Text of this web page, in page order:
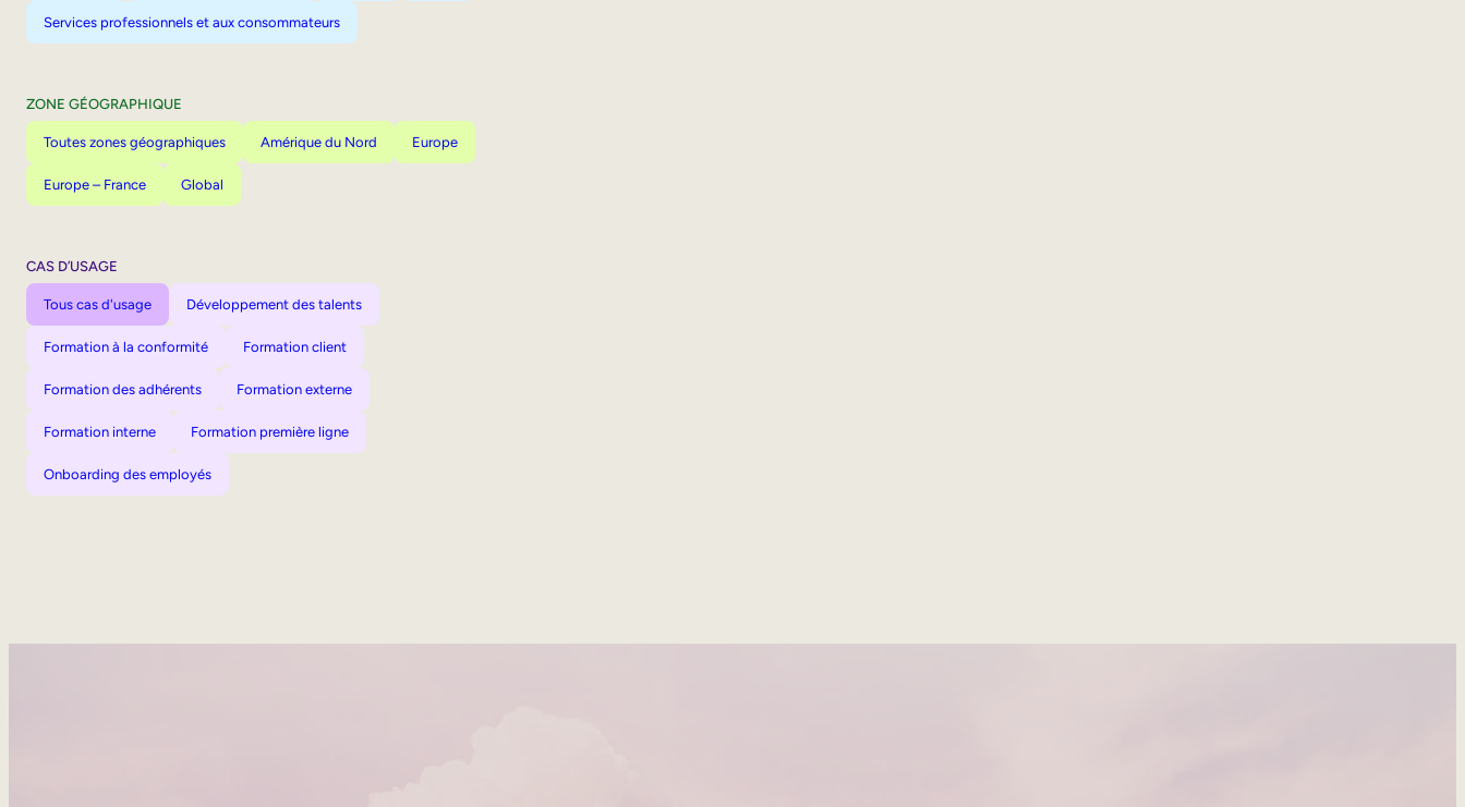
Services professionnels et aux consommateurs
ZONE GÉOGRAPHIQUE
Toutes zones géographiques Amérique du Nord Europe
Europe – France Global
CAS D’USAGE
Tous cas d'usage Développement des talents
Formation à la conformité Formation client
Formation des adhérents Formation externe
Formation interne Formation première ligne
Onboarding des employés